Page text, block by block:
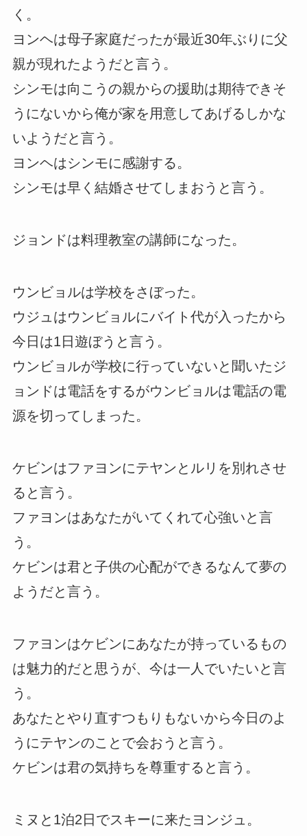
く。
ヨンヘは母子家庭だったが最近30年ぶりに父
親が現れたようだと言う。
シンモは向こうの親からの援助は期待できそ
うにないから俺が家を用意してあげるしかな
いようだと言う。
ヨンヘはシンモに感謝する。
シンモは早く結婚させてしまおうと言う。
ジョンドは料理教室の講師になった。
ウンビョルは学校をさぼった。
ウジュはウンビョルにバイト代が入ったから
今日は1日遊ぼうと言う。
ウンビョルが学校に行っていないと聞いたジ
ョンドは電話をするがウンビョルは電話の電
源を切ってしまった。
ケビンはファヨンにテヤンとルリを別れさせ
ると言う。
ファヨンはあなたがいてくれて心強いと言
う。
ケビンは君と子供の心配ができるなんて夢の
ようだと言う。
ファヨンはケビンにあなたが持っているもの
は魅力的だと思うが、今は一人でいたいと言
う。
あなたとやり直すつもりもないから今日のよ
うにテヤンのことで会おうと言う。
ケビンは君の気持ちを尊重すると言う。
ミヌと1泊2日でスキーに来たヨンジュ。